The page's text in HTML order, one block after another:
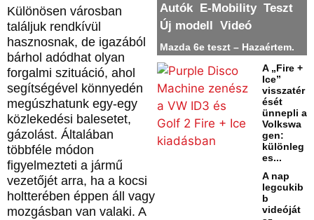
Különösen városban
találjuk rendkívül
hasznosnak, de igazából
bárhol adódhat olyan
forgalmi szituáció, ahol
segítségével könnyedén
megúszhatunk egy-egy
közlekedési balesetet,
gázolást. Általában
többféle módon
figyelmezteti a jármű
vezetőjét arra, ha a kocsi
holtterében éppen áll vagy
mozgásban van valaki. A
Autók E-Mobility Teszt
Új modell Videó
Mazda 6e teszt – Hazaértem.
A „Fire +
Ice”
visszatér
ését
ünnepli a
Volkswa
gen:
különleg
es...
A nap
legcukib
b
videóját